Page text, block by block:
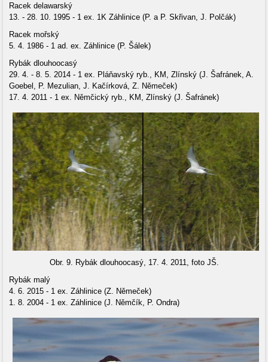
Racek delawarský
13. - 28. 10. 1995 - 1 ex. 1K Záhlinice (P. a P. Skřivan, J. Polčák)
Racek mořský
5. 4. 1986 - 1 ad. ex. Záhlinice (P. Šálek)
Rybák dlouhoocasý
29. 4. - 8. 5. 2014 - 1 ex. Pláňavský ryb., KM, Zlínský (J. Šafránek, A.
Goebel, P. Mezulian, J. Kačírková, Z. Němeček)
17. 4. 2011 - 1 ex. Němčický ryb., KM, Zlínský (J. Šafránek)
Obr. 9. Rybák dlouhoocasý, 17. 4. 2011, foto JŠ.
Rybák malý
4. 6. 2015 - 1 ex. Záhlinice (Z. Němeček)
1. 8. 2004 - 1 ex. Záhlinice (J. Němčík, P. Ondra)